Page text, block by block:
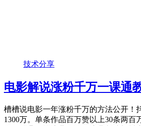
技术分享
电影解说涨粉千万一课通
槽槽说电影一年涨粉千万的方法公开！
1300万。单条作品百万赞以上30条两百